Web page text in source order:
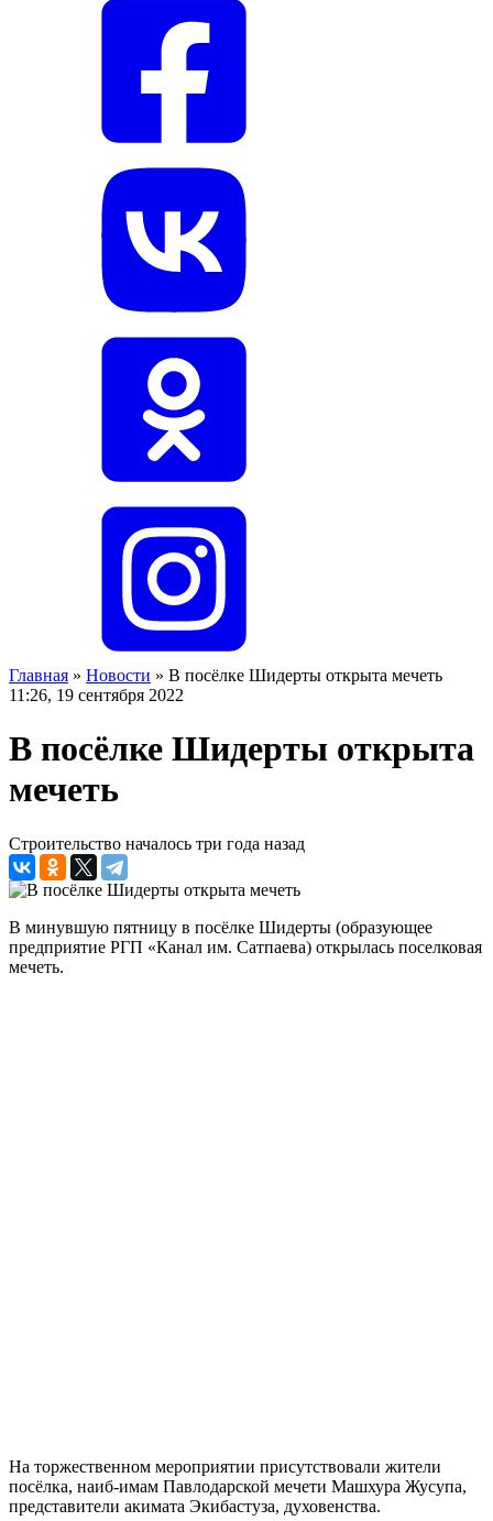
Главная » Новости » В посёлке Шидерты открыта мечеть
11:26, 19 сентября 2022
В посёлке Шидерты открыта
мечеть
Строительство началось три года назад
В минувшую пятницу в посёлке Шидерты (образующее
предприятие РГП «Канал им. Сатпаева) открылась поселковая
мечеть.
На торжественном мероприятии присутствовали жители
посёлка, наиб-имам Павлодарской мечети Машхура Жусупа,
представители акимата Экибастуза, духовенства.